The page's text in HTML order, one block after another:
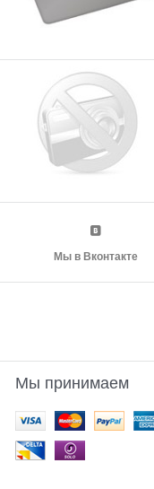
Мы в Вконтакте
Мы принимаем